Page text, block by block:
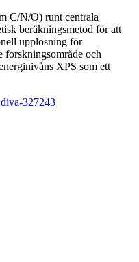
C/N/O) runt centrala
beräkningsmetod för att
upplösning för
forskningsområde och
XPS som ett
327243